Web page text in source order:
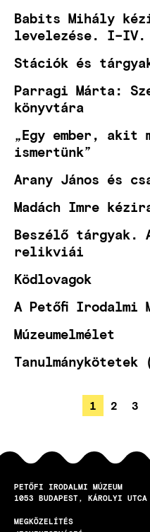
Babits Mihály
levelezése. I–IV.
Stációk és
Parragi Márta:
könyvtára
„Egy ember, akit
ismertünk”
Arany János és
Madách Imre
Beszélő tárgyak.
relikviái
Ködlovagok
A Petőfi Irodalmi
Múzeumelmélet
Tanulmánykötetek
OLDALSZÁMOZÁS
JELENLEGI
OLDAL
1 OLDAL
2 3
PETŐFI IRODALMI MÚZEUM
1053
BUDAPEST KÁROLYI
MEGKÖZELÍTÉS